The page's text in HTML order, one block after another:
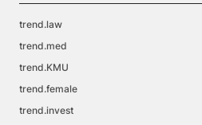
trend.law
trend.med
trend.KMU
trend.female
trend.invest